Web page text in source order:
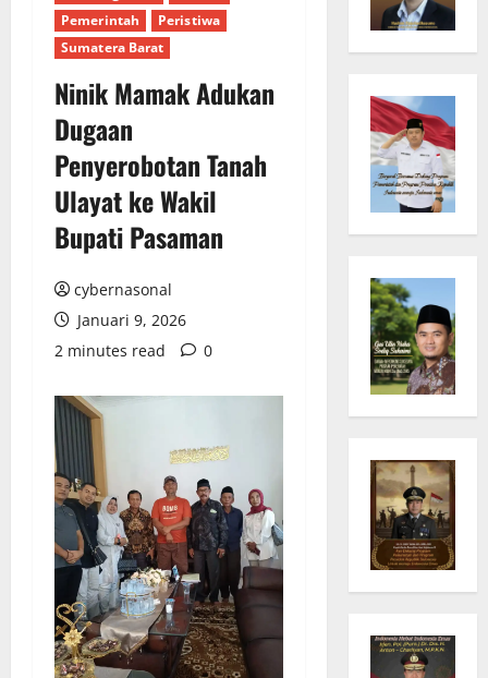
Pemerintah
Peristiwa
Sumatera Barat
Ninik Mamak Adukan
Dugaan
Penyerobotan Tanah
Ulayat ke Wakil
Bupati Pasaman
cybernasonal
Januari 9, 2026
2 minutes read
0